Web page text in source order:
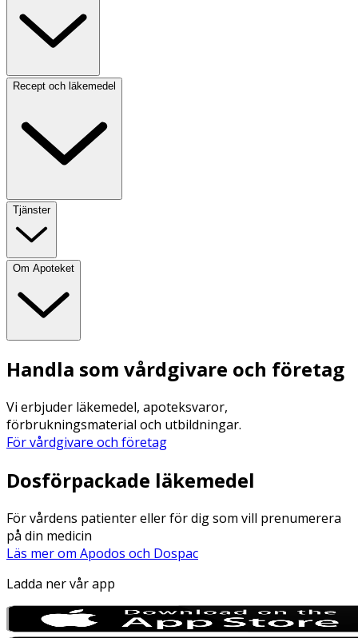
Recept och läkemedel
Tjänster
Om Apoteket
Handla som vårdgivare och företag
Vi erbjuder läkemedel, apoteksvaror,
förbrukningsmaterial och utbildningar.
För vårdgivare och företag
Dosförpackade läkemedel
För vårdens patienter eller för dig som vill prenumerera
på din medicin
Läs mer om Apodos och Dospac
Ladda ner vår app